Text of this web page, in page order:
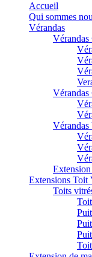
Accueil
Qui sommes
Vérandas
Vérandas
Vérandas
Vérandas
Extensions Toit
Toits